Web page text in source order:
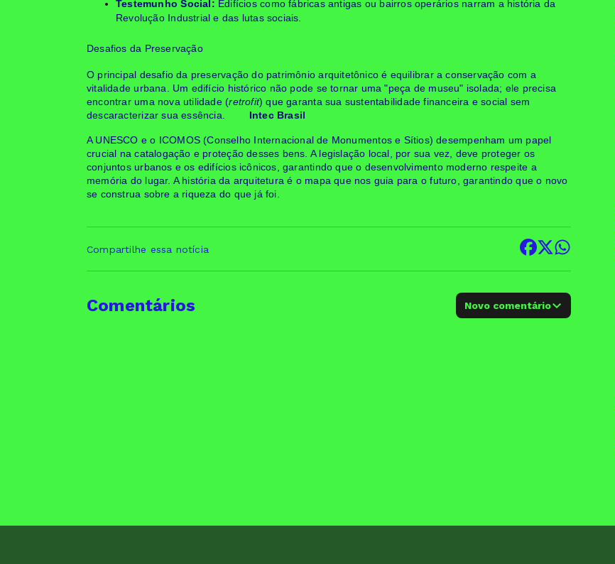
Testemunho Social: Edifícios como fábricas antigas ou bairros operários narram a história da
Revolução Industrial e das lutas sociais.
Desafios da Preservação
O principal desafio da preservação do patrimônio arquitetônico é equilibrar a conservação com a
vitalidade urbana. Um edifício histórico não pode se tornar uma "peça de museu" isolada; ele precisa
encontrar uma nova utilidade (retrofit) que garanta sua sustentabilidade financeira e social sem
descaracterizar sua essência. Intec Brasil
A UNESCO e o ICOMOS (Conselho Internacional de Monumentos e Sítios) desempenham um papel
crucial na catalogação e proteção desses bens. A legislação local, por sua vez, deve proteger os
conjuntos urbanos e os edifícios icônicos, garantindo que o desenvolvimento moderno respeite a
memória do lugar. A história da arquitetura é o mapa que nos guia para o futuro, garantindo que o novo
se construa sobre a riqueza do que já foi.
Compartilhe essa notícia
Comentários Novo comentário